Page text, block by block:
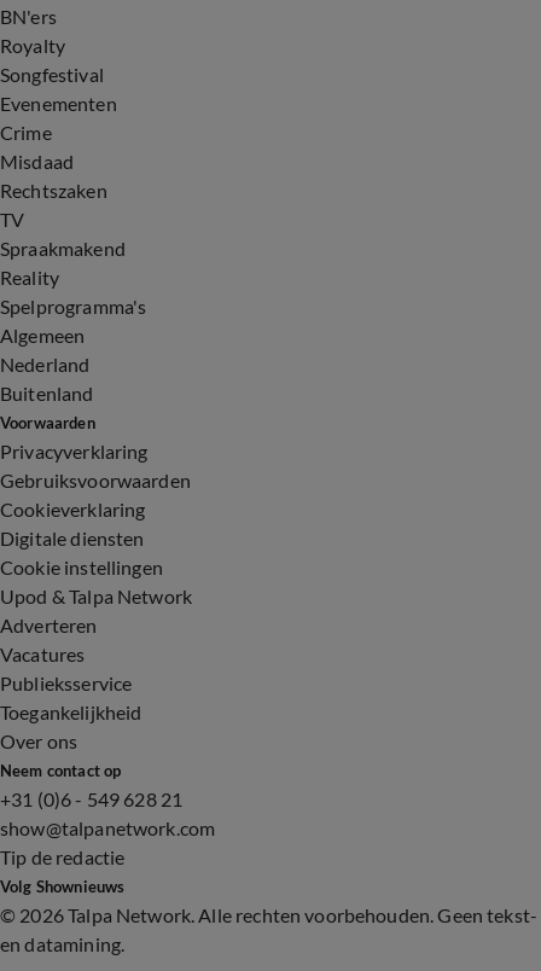
BN'ers
Royalty
Songfestival
Evenementen
Crime
Misdaad
Rechtszaken
TV
Spraakmakend
Reality
Spelprogramma's
Algemeen
Nederland
Buitenland
Voorwaarden
Privacyverklaring
Gebruiksvoorwaarden
Cookieverklaring
Digitale diensten
Cookie instellingen
Upod & Talpa Network
Adverteren
Vacatures
Publieksservice
Toegankelijkheid
Over ons
Neem contact op
+31 (0)6 - 549 628 21
show@talpanetwork.com
Tip de redactie
Volg Shownieuws
© 2026 Talpa Network. Alle rechten voorbehouden. Geen tekst-
en datamining.